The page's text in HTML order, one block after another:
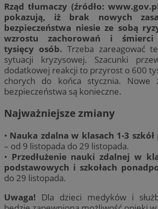
Rząd tłumaczy (źródło:
pokazują, iż brak nowych
bezpieczeństwa niesie ze sobą
wzrostu zachorowań i śmierci
tysięcy osób. Trzeba zareagować
sytuacji kryzysowej. Szacunki
dodatkowej reakcji to przyrost o 600
chorych do końca stycznia. Nowe
bezpieczeństwa są konieczne.
Najważniejsze zmiany
• Nauka zdalna w klasach 1-3
– od 9 listopada do 29 listopada.
• Przedłużenie nauki zdalnej w
podstawowych i szkołach
do 29 listopada.
Uwaga! Dla dzieci medyków i